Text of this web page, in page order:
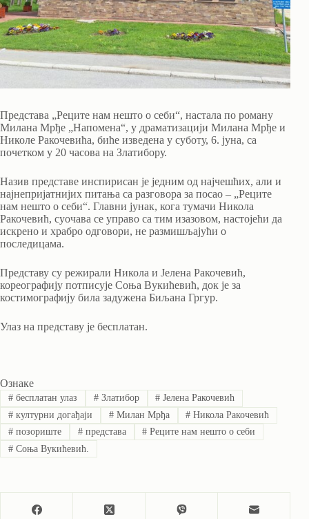
Представа „Реците нам нешто о себи“, настала по роману
Милана Мрђе „Напомена“, у драматизацији Милана Мрђе и
Николе Ракочевића, биће изведена у суботу, 6. јуна, са
почетком у 20 часова на Златибору.
Назив представе инспирисан је једним од најчешћих, али и
најнепријатнијих питања са разговора за посао – „Реците
нам нешто о себи“. Главни јунак, кога тумачи Никола
Ракочевић, суочава се управо са тим изазовом, настојећи да
искрено и храбро одговори, не размишљајући о
последицама.
Представу су режирали Никола и Јелена Ракочевић,
кореографију потписује Соња Вукићевић, док је за
костимографију била задужена Биљана Гргур.
Улаз на представу је бесплатан.
Ознаке
#бесплатан улаз #Златибор # Јелена Ракочевић
#културни догађаји #Милан Мрђа # Никола Ракочевић
#позориште #представа # Реците нам нешто о себи
#Соња Вукићевић.